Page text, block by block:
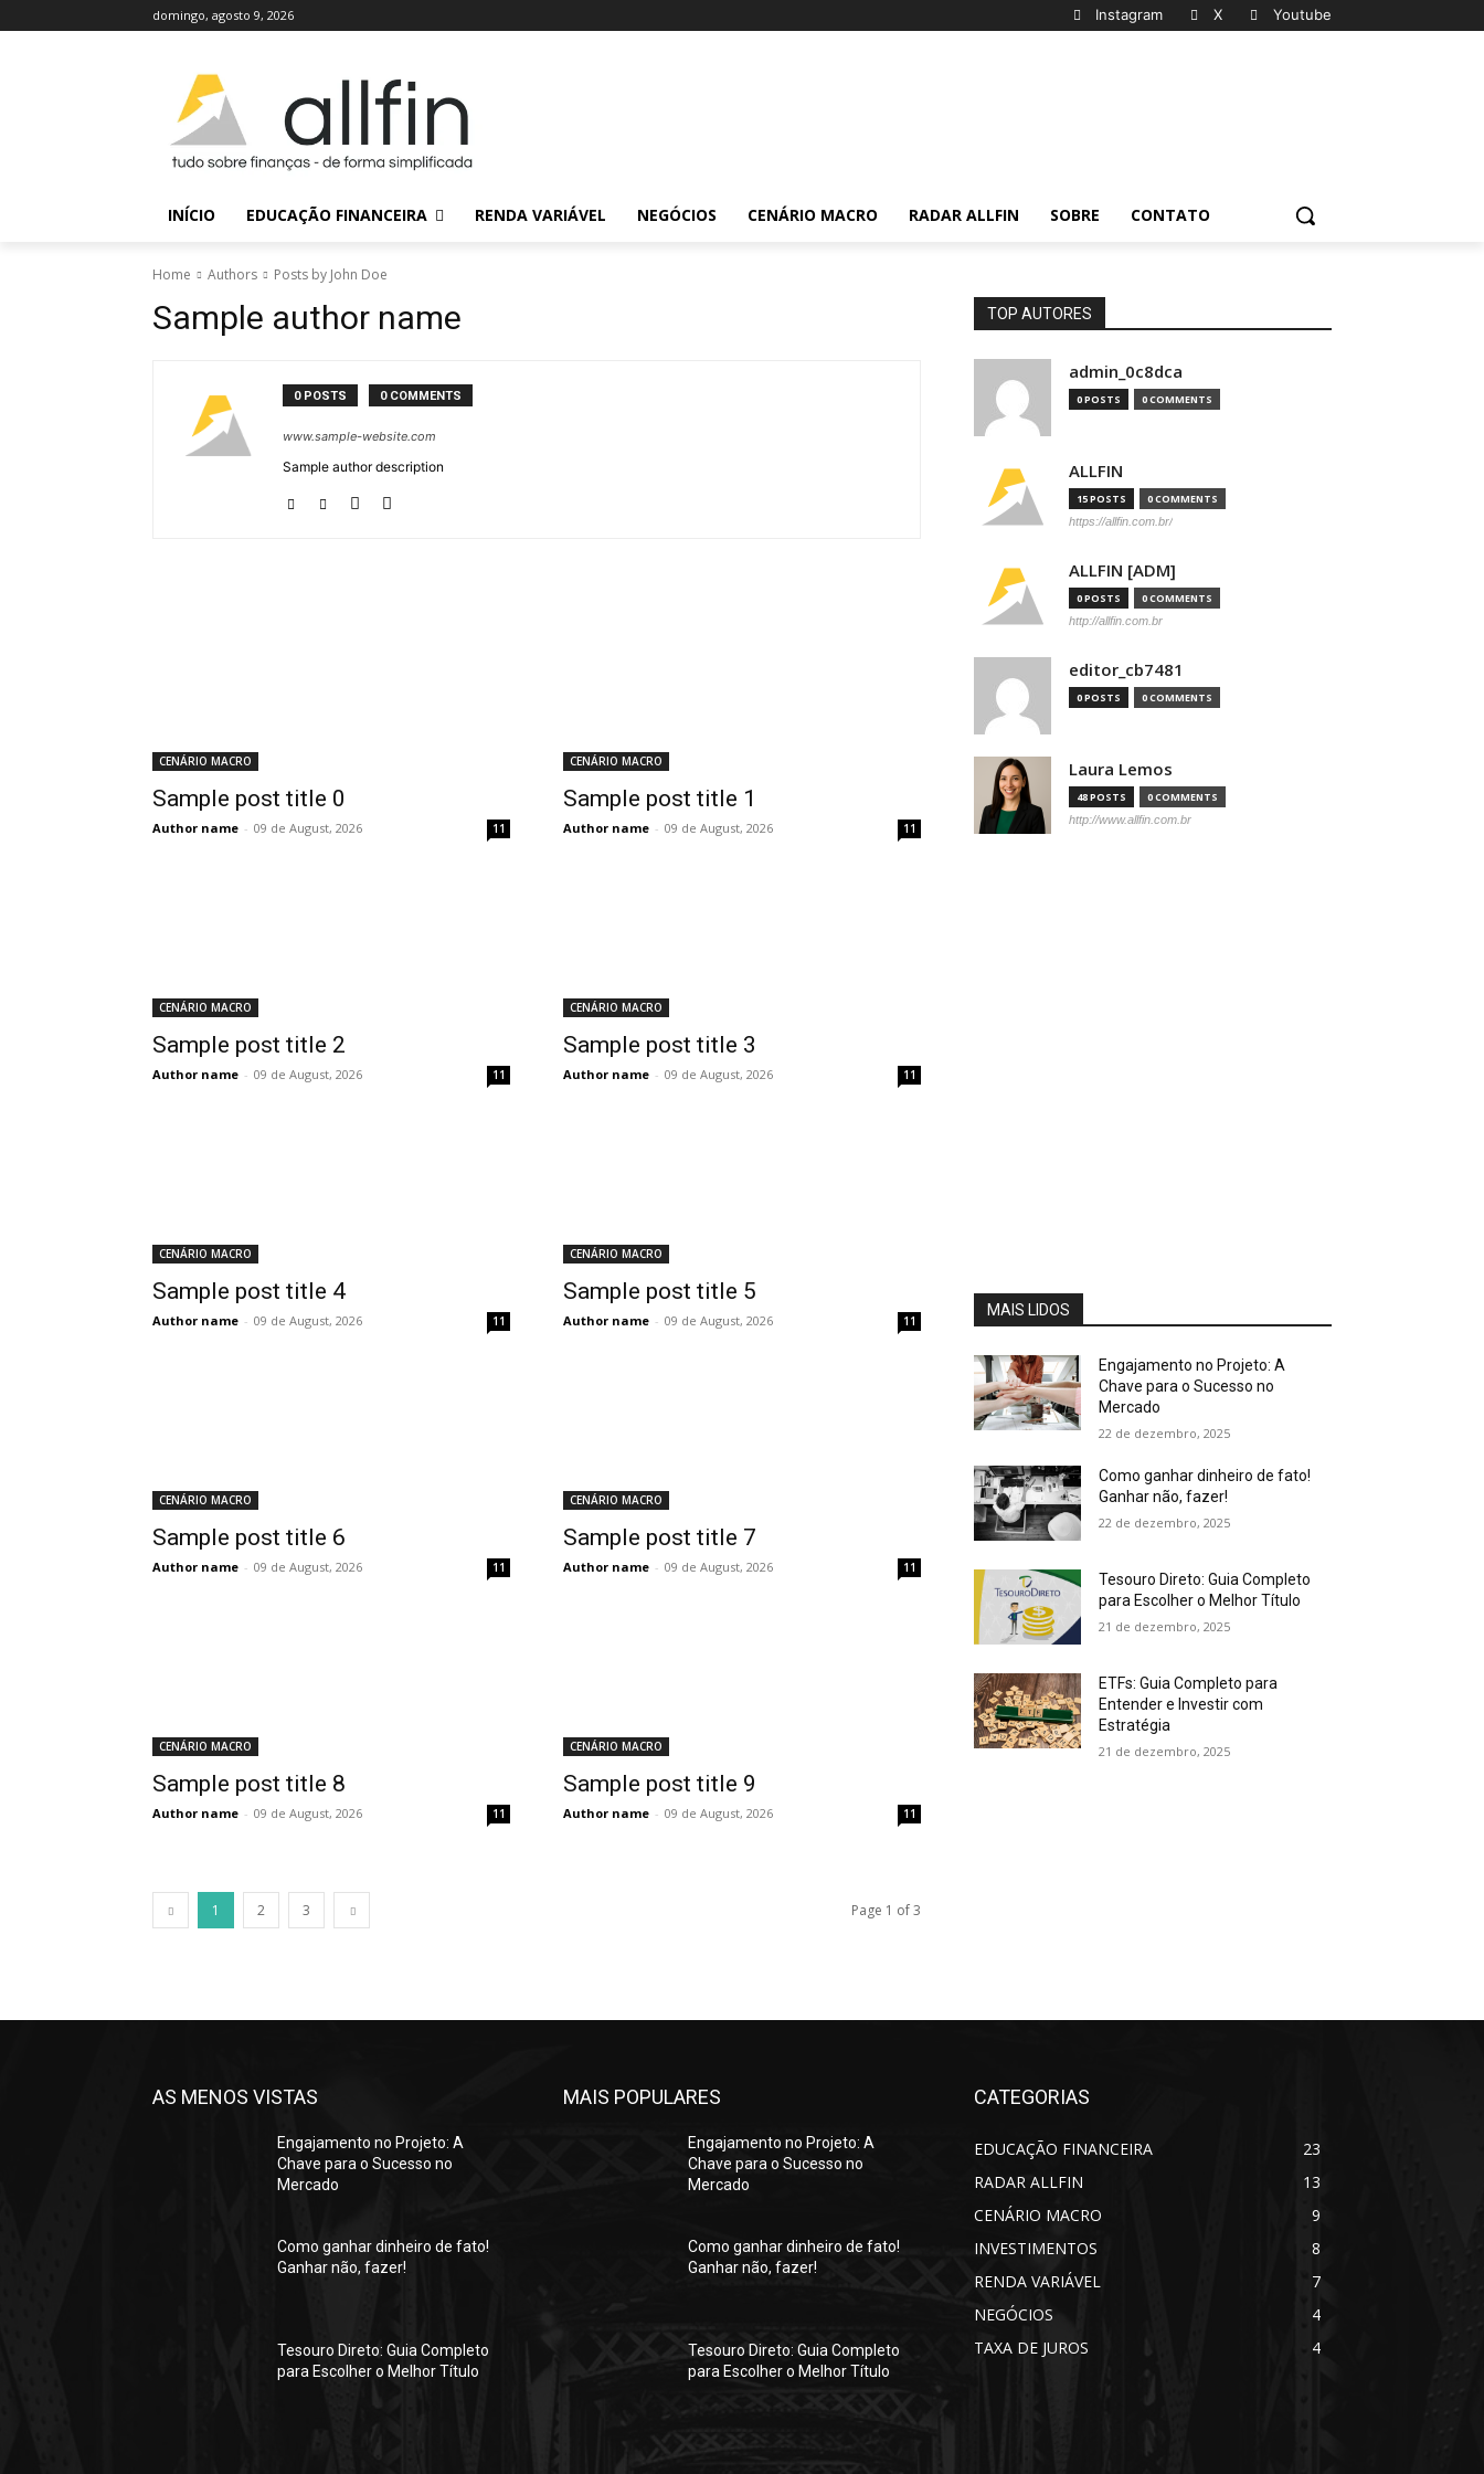
domingo, agosto 9, 2026 Instagram X Youtube
INÍCIO EDUCAÇÃO FINANCEIRA RENDA VARIÁVEL NEGÓCIOS CENÁRIO MACRO RADAR ALLFIN SOBRE CONTATO
Home Authors Posts by John Doe
Sample author name
0 POSTS 0 COMMENTS
www.sample-website.com
Sample author description
CENÁRIO MACRO
Sample post title 0
Author name - 09 de August, 2026 11
CENÁRIO MACRO
Sample post title 1
Author name - 09 de August, 2026 11
CENÁRIO MACRO
Sample post title 2
Author name - 09 de August, 2026 11
CENÁRIO MACRO
Sample post title 3
Author name - 09 de August, 2026 11
CENÁRIO MACRO
Sample post title 4
Author name - 09 de August, 2026 11
CENÁRIO MACRO
Sample post title 5
Author name - 09 de August, 2026 11
CENÁRIO MACRO
Sample post title 6
Author name - 09 de August, 2026 11
CENÁRIO MACRO
Sample post title 7
Author name - 09 de August, 2026 11
CENÁRIO MACRO
Sample post title 8
Author name - 09 de August, 2026 11
CENÁRIO MACRO
Sample post title 9
Author name - 09 de August, 2026 11
1 2 3 Page 1 of 3
TOP AUTORES
admin_0c8dca
0 POSTS 0 COMMENTS
ALLFIN
15 POSTS 0 COMMENTS
https://allfin.com.br/
ALLFIN [ADM]
0 POSTS 0 COMMENTS
http://allfin.com.br
editor_cb7481
0 POSTS 0 COMMENTS
Laura Lemos
48 POSTS 0 COMMENTS
http://www.allfin.com.br
MAIS LIDOS
Engajamento no Projeto: A
Chave para o Sucesso no
Mercado
22 de dezembro, 2025
Como ganhar dinheiro de fato!
Ganhar não, fazer!
22 de dezembro, 2025
Tesouro Direto: Guia Completo
para Escolher o Melhor Título
21 de dezembro, 2025
ETFs: Guia Completo para
Entender e Investir com
Estratégia
21 de dezembro, 2025
AS MENOS VISTAS
Engajamento no Projeto: A
Chave para o Sucesso no
Mercado
Como ganhar dinheiro de fato!
Ganhar não, fazer!
Tesouro Direto: Guia Completo
para Escolher o Melhor Título
MAIS POPULARES
Engajamento no Projeto: A
Chave para o Sucesso no
Mercado
Como ganhar dinheiro de fato!
Ganhar não, fazer!
Tesouro Direto: Guia Completo
para Escolher o Melhor Título
CATEGORIAS
EDUCAÇÃO FINANCEIRA
23
RADAR ALLFIN
13
CENÁRIO MACRO
9
INVESTIMENTOS
8
RENDA VARIÁVEL
7
NEGÓCIOS
4
TAXA DE JUROS
4